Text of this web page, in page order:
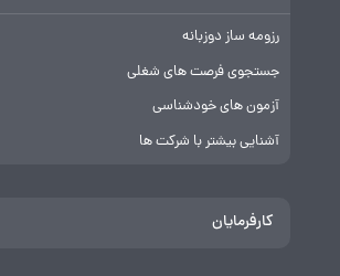
رزومه ساز دوزبانه
جستجوی فرصت های شغلی
آزمون های خودشناسی
آشنایی بیشتر با شرکت ها
کارفرمایان